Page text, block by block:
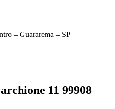
– Guararema – SP
11 99908-